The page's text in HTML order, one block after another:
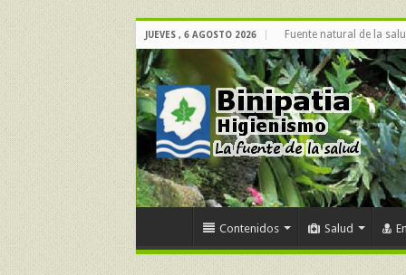
JUEVES , 6 AGOSTO 2026 Fuente natural de la
Contenidos Salud